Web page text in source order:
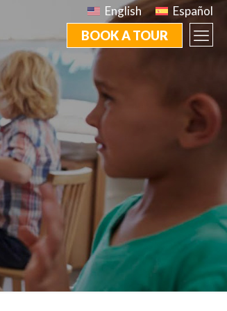
English Español
BOOK A TOUR